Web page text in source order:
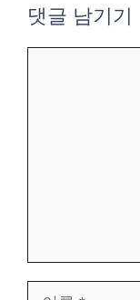
댓글 남기기